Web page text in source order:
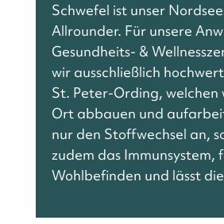
Schwefel ist unser
Allrounder. Für unsere
Gesundheits- &
wir ausschließlich
St. Peter-Ording, welchen
Ort abbauen und
nur den Stoffwechsel an,
zudem das Immunsystem,
Wohlbefinden und lässt